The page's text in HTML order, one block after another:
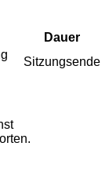
Dauer
Sitzungsende